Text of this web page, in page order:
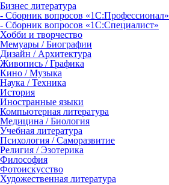
Бизнес литература
- Сборник вопросов «1С:Профессионал»
- Сборник вопросов «1С:Специалист»
Хобби и творчество
Мемуары / Биографии
Дизайн / Архитектура
Живопись / Графика
Кино / Музыка
Наука / Техника
История
Иностранные языки
Компьютерная литература
Медицина / Биология
Учебная литература
Психология / Саморазвитие
Религия / Эзотерика
Философия
Фотоискусство
Художественная литература